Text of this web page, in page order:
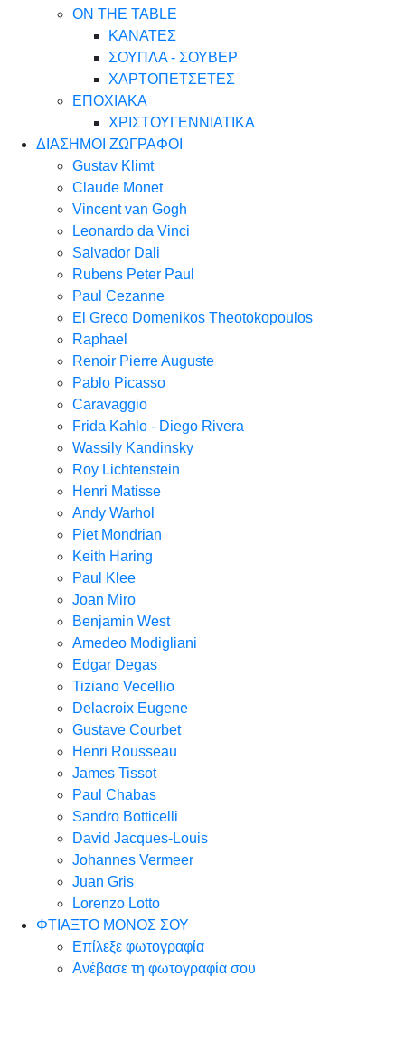
ON THE TABLE
ΚΑΝΑΤΕΣ
ΣΟΥΠΛΑ - ΣΟΥΒΕΡ
ΧΑΡΤΟΠΕΤΣΕΤΕΣ
ΕΠΟΧΙΑΚΑ
ΧΡΙΣΤΟΥΓΕΝΝΙΑΤΙΚΑ
ΔΙΑΣΗΜΟΙ ΖΩΓΡΑΦΟΙ
Gustav Klimt
Claude Monet
Vincent van Gogh
Leonardo da Vinci
Salvador Dali
Rubens Peter Paul
Paul Cezanne
El Greco Domenikos Theotokopoulos
Raphael
Renoir Pierre Auguste
Pablo Picasso
Caravaggio
Frida Kahlo - Diego Rivera
Wassily Kandinsky
Roy Lichtenstein
Henri Matisse
Andy Warhol
Piet Mondrian
Keith Haring
Paul Klee
Joan Miro
Benjamin West
Amedeo Modigliani
Edgar Degas
Tiziano Vecellio
Delacroix Eugene
Gustave Courbet
Henri Rousseau
James Tissot
Paul Chabas
Sandro Botticelli
David Jacques-Louis
Johannes Vermeer
Juan Gris
Lorenzo Lotto
ΦΤΙΑΞΤΟ ΜΟΝΟΣ ΣΟΥ
Επίλεξε φωτογραφία
Ανέβασε τη φωτογραφία σου